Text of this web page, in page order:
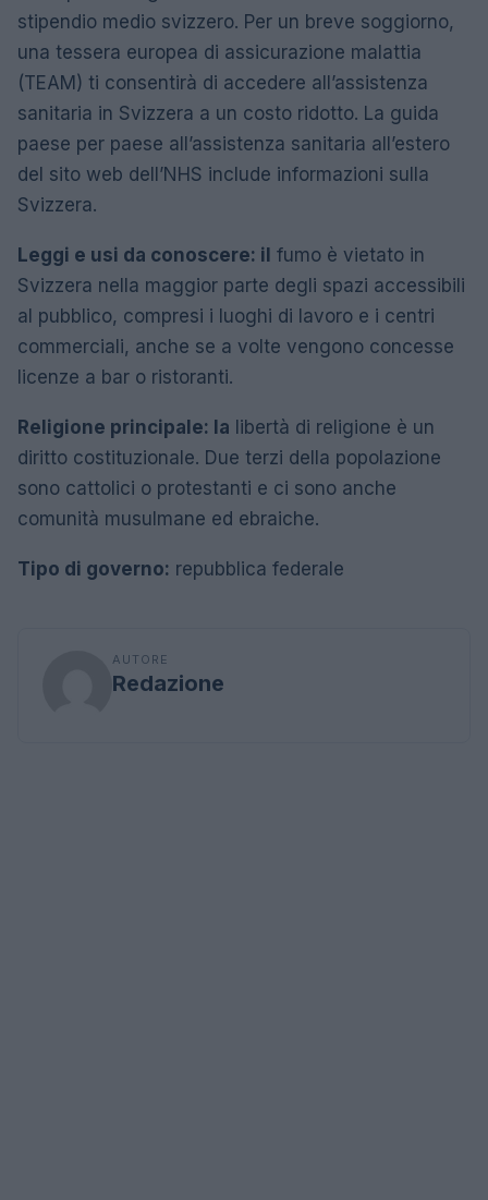
stipendio medio svizzero. Per un breve soggiorno,
una tessera europea di assicurazione malattia
(TEAM) ti consentirà di accedere all’assistenza
sanitaria in Svizzera a un costo ridotto. La guida
paese per paese all’assistenza sanitaria all’estero
del sito web dell’NHS include informazioni sulla
Svizzera.
Leggi e usi da conoscere: il fumo è vietato in
Svizzera nella maggior parte degli spazi accessibili
al pubblico, compresi i luoghi di lavoro e i centri
commerciali, anche se a volte vengono concesse
licenze a bar o ristoranti.
Religione principale: la libertà di religione è un
diritto costituzionale. Due terzi della popolazione
sono cattolici o protestanti e ci sono anche
comunità musulmane ed ebraiche.
Tipo di governo: repubblica federale
AUTORE
Redazione